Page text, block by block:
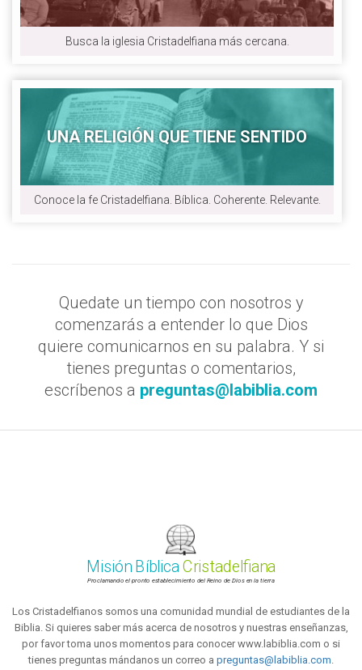
Busca la iglesia Cristadelfiana más cercana.
UNA RELIGIÓN QUE TIENE SENTIDO
Conoce la fe Cristadelfiana. Bíblica. Coherente. Relevante.
Quedate un tiempo con nosotros y
comenzarás a entender lo que Dios
quiere comunicarnos en su palabra. Y si
tienes preguntas o comentarios,
escríbenos a preguntas@labiblia.com
Misión BíblicaCristadelfiana
Proclamando el pronto establecimiento del Reino de Dios en la tierra
Los Cristadelfianos somos una comunidad mundial de estudiantes de la
Biblia. Si quieres saber más acerca de nosotros y nuestras enseñanzas,
por favor toma unos momentos para conocer www.labiblia.com o si
tienes preguntas mándanos un correo a preguntas@labiblia.com